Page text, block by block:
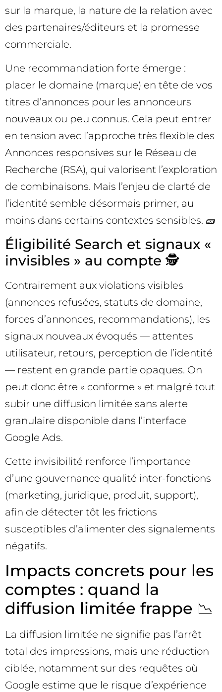
sur la marque, la nature de la relation avec
des partenaires/éditeurs et la promesse
commerciale.
Une recommandation forte émerge :
placer le domaine (marque) en tête de vos
titres d’annonces pour les annonceurs
nouveaux ou peu connus. Cela peut entrer
en tension avec l’approche très flexible des
Annonces responsives sur le Réseau de
Recherche (RSA), qui valorisent l’exploration
de combinaisons. Mais l’enjeu de clarté de
l’identité semble désormais primer, au
moins dans certains contextes sensibles. 🧱
Éligibilité Search et signaux «
invisibles » au compte 🕵️
Contrairement aux violations visibles
(annonces refusées, statuts de domaine,
forces d’annonces, recommandations), les
signaux nouveaux évoqués — attentes
utilisateur, retours, perception de l’identité
— restent en grande partie opaques. On
peut donc être « conforme » et malgré tout
subir une diffusion limitée sans alerte
granulaire disponible dans l’interface
Google Ads.
Cette invisibilité renforce l’importance
d’une gouvernance qualité inter-fonctions
(marketing, juridique, produit, support),
afin de détecter tôt les frictions
susceptibles d’alimenter des signalements
négatifs.
Impacts concrets pour les
comptes : quand la
diffusion limitée frappe 📉
La diffusion limitée ne signifie pas l’arrêt
total des impressions, mais une réduction
ciblée, notamment sur des requêtes où
Google estime que le risque d’expérience